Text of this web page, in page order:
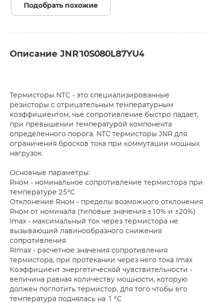
Подобрать похожие
Описание JNR10S080L87YU4
Термисторы NTC - это специализированные
резисторы с отрицательным температурным
коэффициентом, чье сопротивление быстро падает,
при превышении температурой компонента
определенного порога. NTC термисторы JNR для
ограничения бросков тока при коммутации мощных
нагрузок.
Основные параметры:
Rном - номинальное сопротивление термистора при
температуре 25°С
Отклонение Rном - пределы возможного отклонения
Rном от номинала (типовые значения ±10% и ±20%)
Imax - максимальный ток через термистора не
вызывающий лавинообразного снижения
сопротивления
RImax - расчетное значения сопротивления
термистора, при протекании через него тока Imax
Коэффициент энергетической чувствительности -
величина равная количеству мощности, которую
должен поглотить термистор, для того чтобы его
температура поднялась на 1 °С